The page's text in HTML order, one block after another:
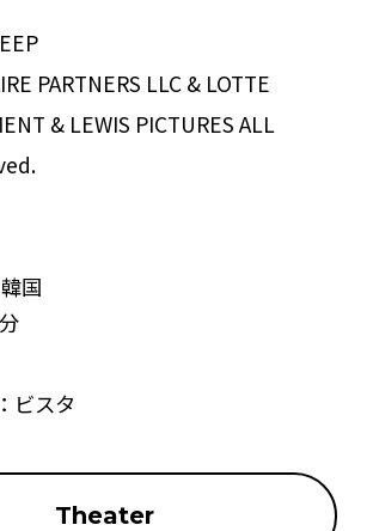
PARTNERS LLC & LOTTE
& LEWIS PICTURES ALL
韓国
ビスタ
Theater